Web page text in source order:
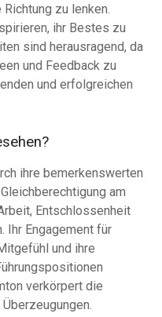
zu lenken.
ihr Bestes zu
sind herausragend, da
und Feedback zu
und erfolgreichen
ihre bemerkenswerten
am
Entschlossenheit
Ihr Engagement für
und ihre
verkörpert die